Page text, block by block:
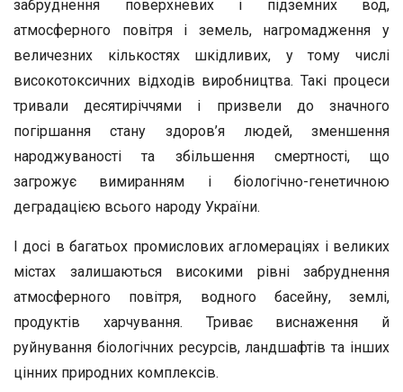
забруднення поверхневих і підземних вод,
атмосферного повітря і земель, нагромадження у
величезних кількостях шкідливих, у тому числі
високотоксичних відходів виробництва. Такі процеси
тривали десятиріччями і призвели до значного
погіршання стану здоров’я людей, зменшення
народжуваності та збільшення смертності, що
загрожує вимиранням і біологічно-генетичною
деградацією всього народу України.
І досі в багатьох промислових агломераціях і великих
містах залишаються високими рівні забруднення
атмосферного повітря, водного басейну, землі,
продуктів харчування. Триває виснаження й
руйнування біологічних ресурсів, ландшафтів та інших
цінних природних комплексів.